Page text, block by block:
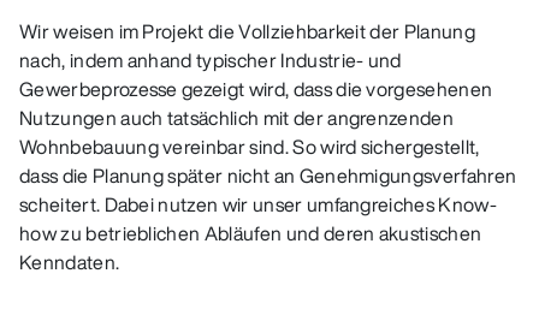
Wir weisen im Projekt die Vollziehbarkeit der Planung
nach, indem anhand typischer Industrie‑ und
Gewerbeprozesse gezeigt wird, dass die vorgesehenen
Nutzungen auch tatsächlich mit der angrenzenden
Wohnbebauung vereinbar sind. So wird sichergestellt,
dass die Planung später nicht an Genehmigungsverfahren
scheitert. Dabei nutzen wir unser umfangreiches Know-
how zu betrieblichen Abläufen und deren akustischen
Kenndaten.